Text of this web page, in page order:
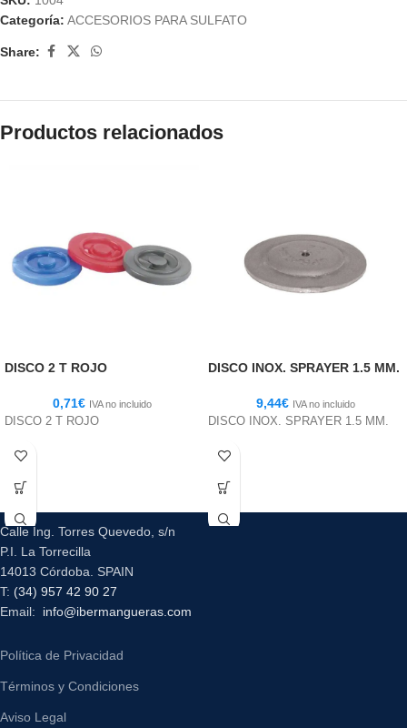
Categoría: ACCESORIOS PARA SULFATO
Share:
Productos relacionados
DISCO 2 T ROJO
0,71€ IVA no incluido
DISCO 2 T ROJO
DISCO INOX. SPRAYER 1.5 MM.
9,44€ IVA no incluido
DISCO INOX. SPRAYER 1.5 MM.
Calle Ing. Torres Quevedo, s/n
P.I. La Torrecilla
14013 Córdoba. SPAIN
T: (34) 957 42 90 27
Email: info@ibermangueras.com
Política de Privacidad
Términos y Condiciones
Aviso Legal